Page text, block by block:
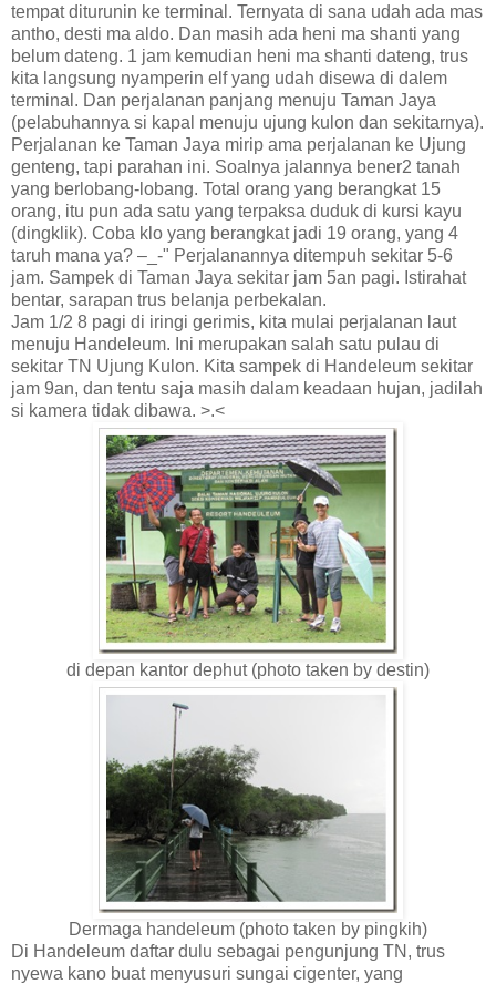
tempat diturunin ke terminal. Ternyata di sana udah ada mas
antho, desti ma aldo. Dan masih ada heni ma shanti yang
belum dateng. 1 jam kemudian heni ma shanti dateng, trus
kita langsung nyamperin elf yang udah disewa di dalem
terminal. Dan perjalanan panjang menuju Taman Jaya
(pelabuhannya si kapal menuju ujung kulon dan sekitarnya).
Perjalanan ke Taman Jaya mirip ama perjalanan ke Ujung
genteng, tapi parahan ini. Soalnya jalannya bener2 tanah
yang berlobang-lobang. Total orang yang berangkat 15
orang, itu pun ada satu yang terpaksa duduk di kursi kayu
(dingklik). Coba klo yang berangkat jadi 19 orang, yang 4
taruh mana ya? –_-" Perjalanannya ditempuh sekitar 5-6
jam. Sampek di Taman Jaya sekitar jam 5an pagi. Istirahat
bentar, sarapan trus belanja perbekalan.
Jam 1/2 8 pagi di iringi gerimis, kita mulai perjalanan laut
menuju Handeleum. Ini merupakan salah satu pulau di
sekitar TN Ujung Kulon. Kita sampek di Handeleum sekitar
jam 9an, dan tentu saja masih dalam keadaan hujan, jadilah
si kamera tidak dibawa. >.<
di depan kantor dephut (photo taken by destin)
Dermaga handeleum (photo taken by pingkih)
Di Handeleum daftar dulu sebagai pengunjung TN, trus
nyewa kano buat menyusuri sungai cigenter, yang